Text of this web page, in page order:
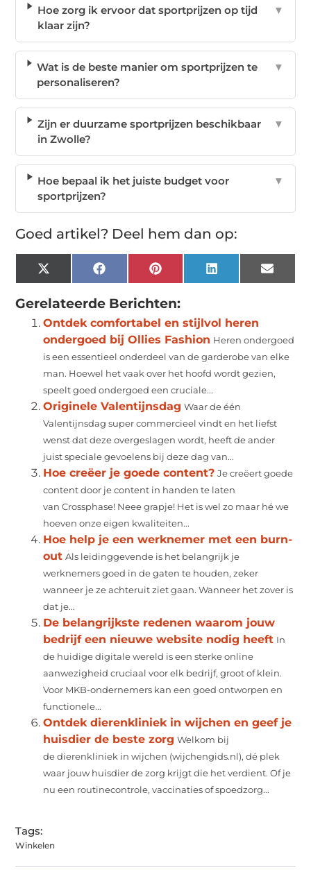
Hoe zorg ik ervoor dat sportprijzen op tijd
klaar zijn?
▼
Wat is de beste manier om sportprijzen te
personaliseren?
▼
Zijn er duurzame sportprijzen beschikbaar
in Zwolle?
▼
Hoe bepaal ik het juiste budget voor
sportprijzen?
▼
Goed artikel? Deel hem dan op:
X
(Twitter)
Facebook Pinterest LinkedIn Email
Gerelateerde Berichten:
Ontdek comfortabel en stijlvol heren
ondergoed bij Ollies Fashion Heren ondergoed
is een essentieel onderdeel van de garderobe van elke
man. Hoewel het vaak over het hoofd wordt gezien,
speelt goed ondergoed een cruciale...
Originele Valentijnsdag Waar de één
Valentijnsdag super commercieel vindt en het liefst
wenst dat deze overgeslagen wordt, heeft de ander
juist speciale gevoelens bij deze dag van...
Hoe creëer je goede content? Je creëert goede
content door je content in handen te laten
van Crossphase! Neee grapje! Het is wel zo maar hé we
hoeven onze eigen kwaliteiten...
Hoe help je een werknemer met een burn-
out Als leidinggevende is het belangrijk je
werknemers goed in de gaten te houden, zeker
wanneer je ze achteruit ziet gaan. Wanneer het zover is
dat je...
De belangrijkste redenen waarom jouw
bedrijf een nieuwe website nodig heeft In
de huidige digitale wereld is een sterke online
aanwezigheid cruciaal voor elk bedrijf, groot of klein.
Voor MKB-ondernemers kan een goed ontworpen en
functionele...
Ontdek dierenkliniek in wijchen en geef je
huisdier de beste zorg Welkom bij
de dierenkliniek in wijchen (wijchengids.nl), dé plek
waar jouw huisdier de zorg krijgt die het verdient. Of je
nu een routinecontrole, vaccinaties of spoedzorg...
Tags:
Winkelen